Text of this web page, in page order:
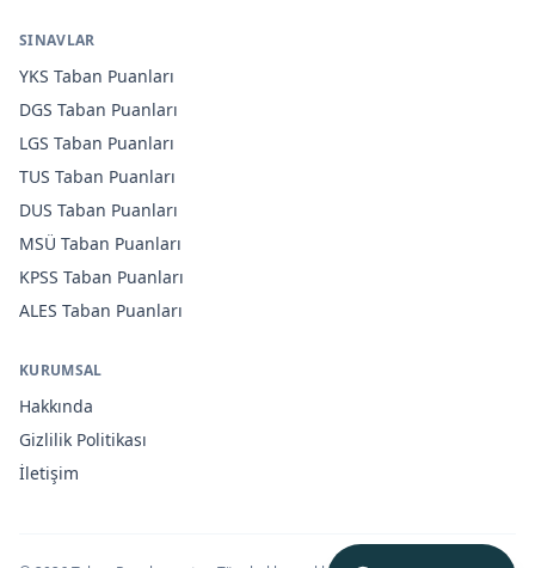
SINAVLAR
YKS Taban Puanları
DGS Taban Puanları
LGS Taban Puanları
TUS Taban Puanları
DUS Taban Puanları
MSÜ Taban Puanları
KPSS Taban Puanları
ALES Taban Puanları
KURUMSAL
Hakkında
Gizlilik Politikası
İletişim